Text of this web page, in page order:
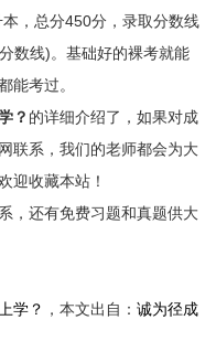
，总分450分，录取分数线
数线)。基础好的裸考就能
能考过。
？ 的详细介绍了，如果对成
联系，我们的老师都会为大
迎收藏本站！
，还有免费习题和真题供大
学？ ，本文出自： 诚为径成